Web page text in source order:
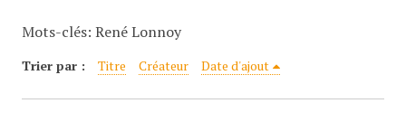
Mots-clés: René Lonnoy
Trier par : Titre Créateur Date d'ajout